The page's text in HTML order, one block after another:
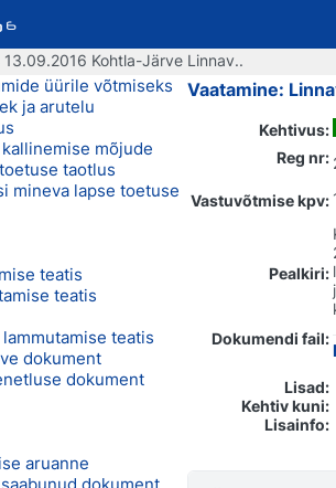
Kohtla-Järve Linnav..
üürile võtmiseks
ja arutelu
mõjude
taotlus
mineva lapse toetuse
teatis
teatis
teatis
dokument
dokument
aruanne
Vaatamine:
Kehtivus:
Reg nr:
Vastuvõtmise kpv:
Pealkiri:
Dokumendi fail:
Lisad:
Kehtiv kuni:
Lisainfo: